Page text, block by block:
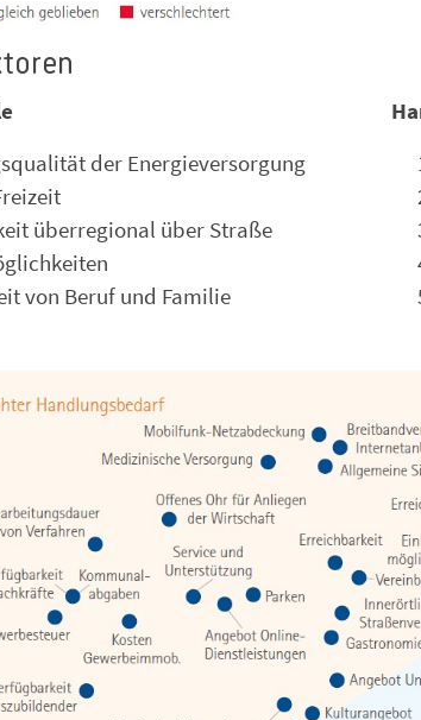
der Energieversorgung
überregional über Straße
von Beruf und Familie